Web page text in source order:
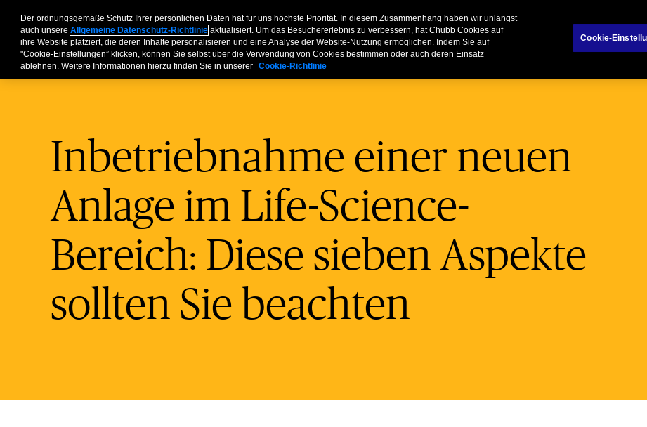
Unternehmen Vermittler Privatkunden & Partner Über Chubb
Inbetriebnahme einer neuen
Anlage im Life-Science-
Bereich: Diese sieben Aspekte
sollten Sie beachten
Der ordnungsgemäße Schutz Ihrer persönlichen Daten hat für uns höchste Priorität. In diesem Zusammenhang haben wir unlängst
auch unsereAllgemeine Datenschutz-Richtlinie aktualisiert. Um das Besuchererlebnis zu verbessern, hat Chubb Cookies auf
ihre Website platziert, die deren Inhalte personalisieren und eine Analyse der Website-Nutzung ermöglichen. Indem Sie auf
"Cookie-Einstellungen” klicken, können Sie selbst über die Verwendung von Cookies bestimmen oder auch deren Einsatz
ablehnen. Weitere Informationen hierzu finden Sie in unserer Cookie-Richtlinie
Cookie-